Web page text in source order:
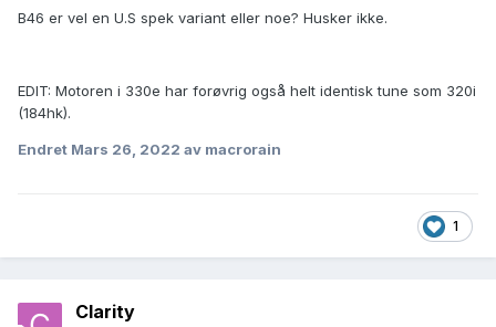
B46 er vel en U.S spek variant eller noe? Husker ikke.
EDIT: Motoren i 330e har forøvrig også helt identisk tune som 320i
(184hk).
Endret Mars 26, 2022 av macrorain
1
Clarity